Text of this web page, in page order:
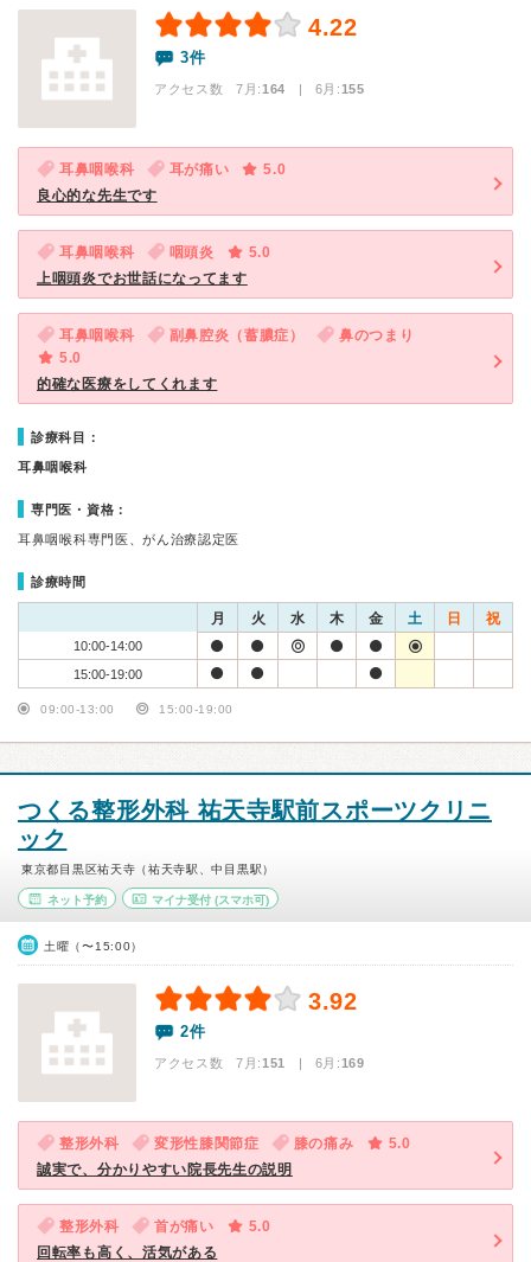
4.22
3件
アクセス数 7月:164 | 6月:155
耳鼻咽喉科 耳が痛い
5.0
良心的な先生です
耳鼻咽喉科 咽頭炎
5.0
上咽頭炎でお世話になってます
耳鼻咽喉科 副鼻腔炎（蓄膿症）
鼻のつまり
5.0
的確な医療をしてくれます
診療科目：
耳鼻咽喉科
専門医・資格：
耳鼻咽喉科専門医、がん治療認定医
診療時間
月 火 水 木 金 土 日 祝
10:00-14:00
15:00-19:00
09:00-13:00 15:00-19:00
つくる整形外科 祐天寺駅前スポーツクリニ
ック
東京都目黒区祐天寺（祐天寺駅、中目黒駅）
ネット予約 マイナ受付(スマホ可)
土曜（〜15:00）
3.92
2件
アクセス数 7月:151 | 6月:169
整形外科 変形性膝関節症 膝の痛み
5.0
誠実で、分かりやすい院長先生の説明
整形外科 首が痛い
5.0
回転率も高く、活気がある